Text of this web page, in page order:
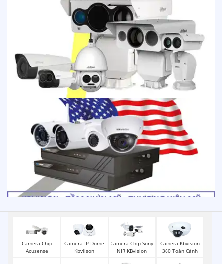
Camera Chip
Acusense
Camera IP Dome
Kbviison
Camera Chip Sony
NIR KBvision
Camera Kbvision
360 Toàn Cảnh